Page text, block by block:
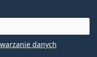
danych